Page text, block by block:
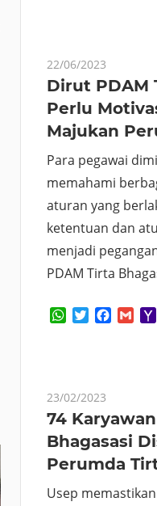
22/06/2023
Dirut PDAM
Perlu
Majukan
Para pegawai
memahami
aturan yang
ketentuan dan
menjadi
PDAM Tirta
WhatsApp
Twitter
23/02/2023
74
Bhagasasi
Perumda
Usep